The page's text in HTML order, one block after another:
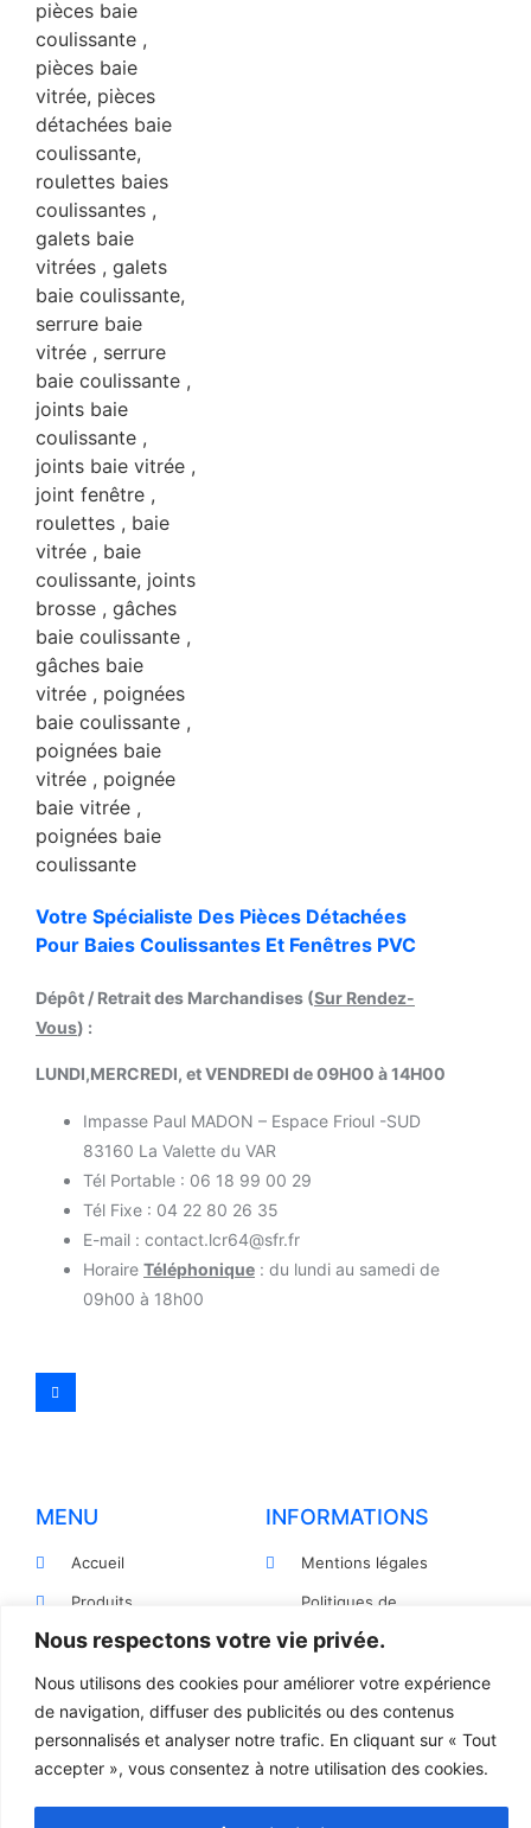
Nous respectons votre vie privée.
Nous utilisons des cookies pour améliorer votre expérience
de navigation, diffuser des publicités ou des contenus
personnalisés et analyser notre trafic. En cliquant sur « Tout
accepter », vous consentez à notre utilisation des cookies.
Votre Spécialiste Des Pièces Détachées
Pour Baies Coulissantes Et Fenêtres PVC
Dépôt / Retrait des Marchandises (Sur Rendez-
Vous) :
LUNDI,MERCREDI, et VENDREDI de 09H00 à 14H00
Impasse Paul MADON – Espace Frioul -SUD
83160 La Valette du VAR
Tél Portable : 06 18 99 00 29
Tél Fixe : 04 22 80 26 35
E-mail : contact.lcr64@sfr.fr
Horaire Téléphonique : du lundi au samedi de
09h00 à 18h00
MENU
Accueil
Produits
Pièces détachées
Devis
Contact
INFORMATIONS
Mentions légales
Politiques de
vente
Règlement et Expédition
© 2023 TOUS DROITS RÉSERVÉS - LCR